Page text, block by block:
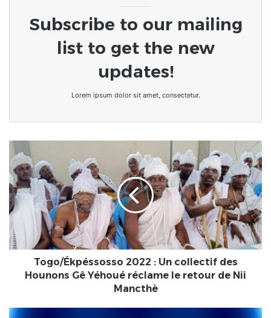
Subscribe to our mailing
list to get the new
updates!
Lorem ipsum dolor sit amet, consectetur.
Ékpéssosso
2022
:
Un
collectif
Hounons
Gê
réclame
Togo/Ékpéssosso 2022 : Un collectif des
Hounons Gê Yéhoué réclame le retour de Nii
Mancthè